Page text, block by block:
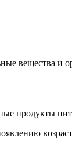
вещества и
продукты